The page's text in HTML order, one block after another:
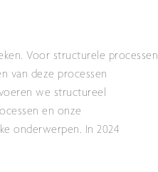
Voor structurele processen
van deze processen
we structureel
en onze
onderwerpen. In 2024